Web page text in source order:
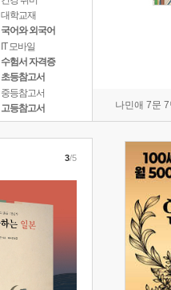
대학교재
국어와 외국어
IT 모바일
수험서 자격증
초등참고서
중등참고서
고등참고서
나민애 7문
3/5